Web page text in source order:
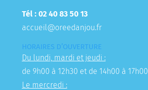
Tél : 02 40 83 50 13
accueil@oreedanjou.fr
HORAIRES D’OUVERTURE
Du lundi, mardi et jeudi :
de 9h00 à 12h30 et de 14h00 à 17h00
Le mercredi :